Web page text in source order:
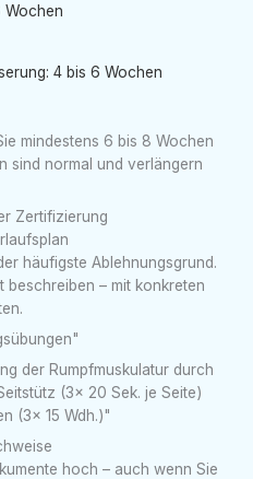
Wochen
4 bis 6 Wochen
mindestens 6 bis 8 Wochen
sind normal und verlängern
Zertifizierung
häufigste Ablehnungsgrund.
beschreiben – mit konkreten
der Rumpfmuskulatur durch
(3x 20 Sek. je Seite)
(3x 15 Wdh.)"
hoch – auch wenn Sie